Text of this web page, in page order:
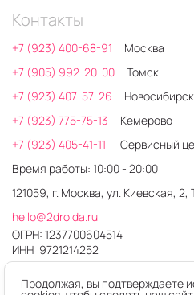
Контакты
+7 (923) 400-68-91
Москва
+7 (905) 992-20-00
Томск
+7 (923) 407-57-26
Новосибирск
+7 (923) 775-75-13
Кемерово
+7 (923) 405-41-11
Сервисный
Время работы: 10:00 - 20:00
121059, г. Москва, ул. Киевская, 2,
hello@2droida.ru
ОГРН: 1237700604514
ИНН: 9721214252
Продолжая, вы подтверждаете